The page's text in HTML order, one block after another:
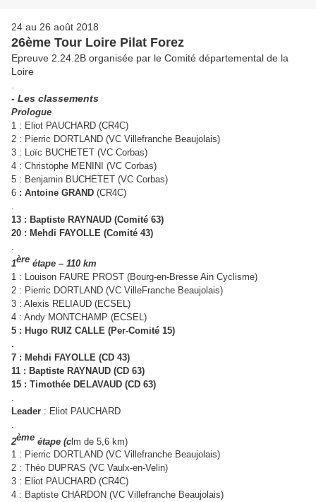
24 au 26 août 2018
26ème Tour Loire Pilat Forez
Epreuve 2.24.2B organisée par le Comité départemental de la
Loire
- Les classements
Prologue
1 : Eliot PAUCHARD (CR4C)
2 : Pierric DORTLAND (VC Villefranche Beaujolais)
3 : Loïc BUCHETET (VC Corbas)
4 : Christophe MENINI (VC Corbas)
5 : Benjamin BUCHETET (VC Corbas)
6 : Antoine GRAND (CR4C)
.
13 : Baptiste RAYNAUD (Comité 63)
20 : Mehdi FAYOLLE (Comité 43)
.
1ère étape – 110 km
1 : Louison FAURE PROST (Bourg-en-Bresse Ain Cyclisme)
2 : Pierric DORTLAND (VC VilleFranche Beaujolais)
3 : Alexis RELIAUD (ECSEL)
4 : Andy MONTCHAMP (ECSEL)
5 : Hugo RUIZ CALLE (Per-Comité 15)
.
7 : Mehdi FAYOLLE (CD 43)
11 : Baptiste RAYNAUD (CD 63)
15 : Timothée DELAVAUD (CD 63)
Leader : Eliot PAUCHARD
2ème étape (clm de 5,6 km)
1 : Pierric DORTLAND (VC Villefranche Beaujolais)
2 : Théo DUPRAS (VC Vaulx-en-Velin)
3 : Eliot PAUCHARD (CR4C)
4 : Baptiste CHARDON (VC Villefranche Beaujolais)